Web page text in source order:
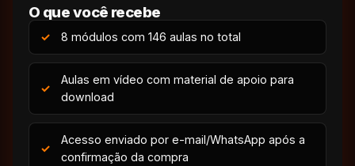
O que você recebe
8 módulos com 146 aulas no total
Aulas em vídeo com material de apoio para
download
Acesso enviado por e-mail/WhatsApp após a
confirmação da compra